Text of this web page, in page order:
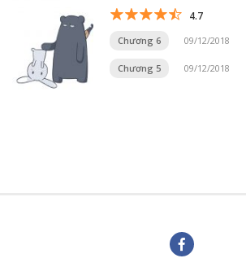
4.7
Chương 6 09/12/2018
Chương 5 09/12/2018